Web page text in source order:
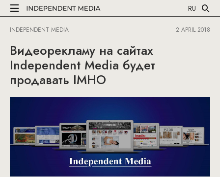
RU
INDEPENDENT MEDIA 2 APRIL 2018
Видеорекламу на сайтах
Independent Media будет
продавать IMHO